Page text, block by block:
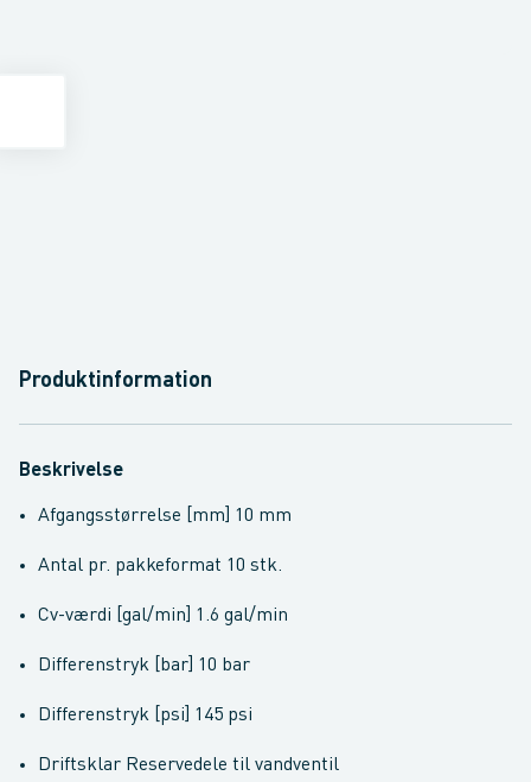
Produktinformation
Beskrivelse
Afgangsstørrelse [mm] 10 mm
Antal pr. pakkeformat 10 stk.
Cv-værdi [gal/min] 1.6 gal/min
Differenstryk [bar] 10 bar
Differenstryk [psi] 145 psi
Driftsklar Reservedele til vandventil